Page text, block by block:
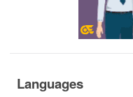
Languages